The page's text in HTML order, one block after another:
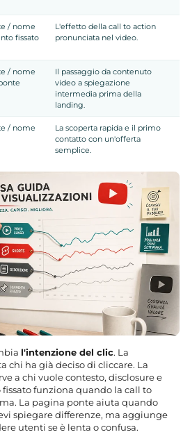
/ nome
fissato
L'effetto della call to action
pronunciata nel video.
/ nome
Il passaggio da contenuto
video a spiegazione
intermedia prima della
landing.
/ nome
La scoperta rapida e il primo
contatto con un'offerta
semplice.
l'intenzione del clic. La
chi ha già deciso di cliccare. La
a chi vuole contesto, disclosure e
funziona quando la call to
La pagina ponte aiuta quando
spiegare differenze, ma aggiunge
utenti se è lenta o confusa.